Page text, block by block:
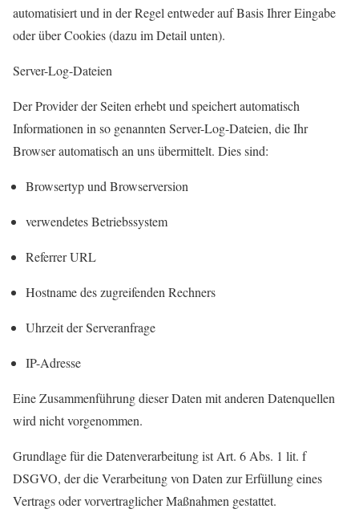
automatisiert und in der Regel entweder auf Basis Ihrer Eingabe
oder über Cookies (dazu im Detail unten).
Server-Log-Dateien
Der Provider der Seiten erhebt und speichert automatisch
Informationen in so genannten Server-Log-Dateien, die Ihr
Browser automatisch an uns übermittelt. Dies sind:
Browsertyp und Browserversion
verwendetes Betriebssystem
Referrer URL
Hostname des zugreifenden Rechners
Uhrzeit der Serveranfrage
IP-Adresse
Eine Zusammenführung dieser Daten mit anderen Datenquellen
wird nicht vorgenommen.
Grundlage für die Datenverarbeitung ist Art. 6 Abs. 1 lit. f
DSGVO, der die Verarbeitung von Daten zur Erfüllung eines
Vertrags oder vorvertraglicher Maßnahmen gestattet.